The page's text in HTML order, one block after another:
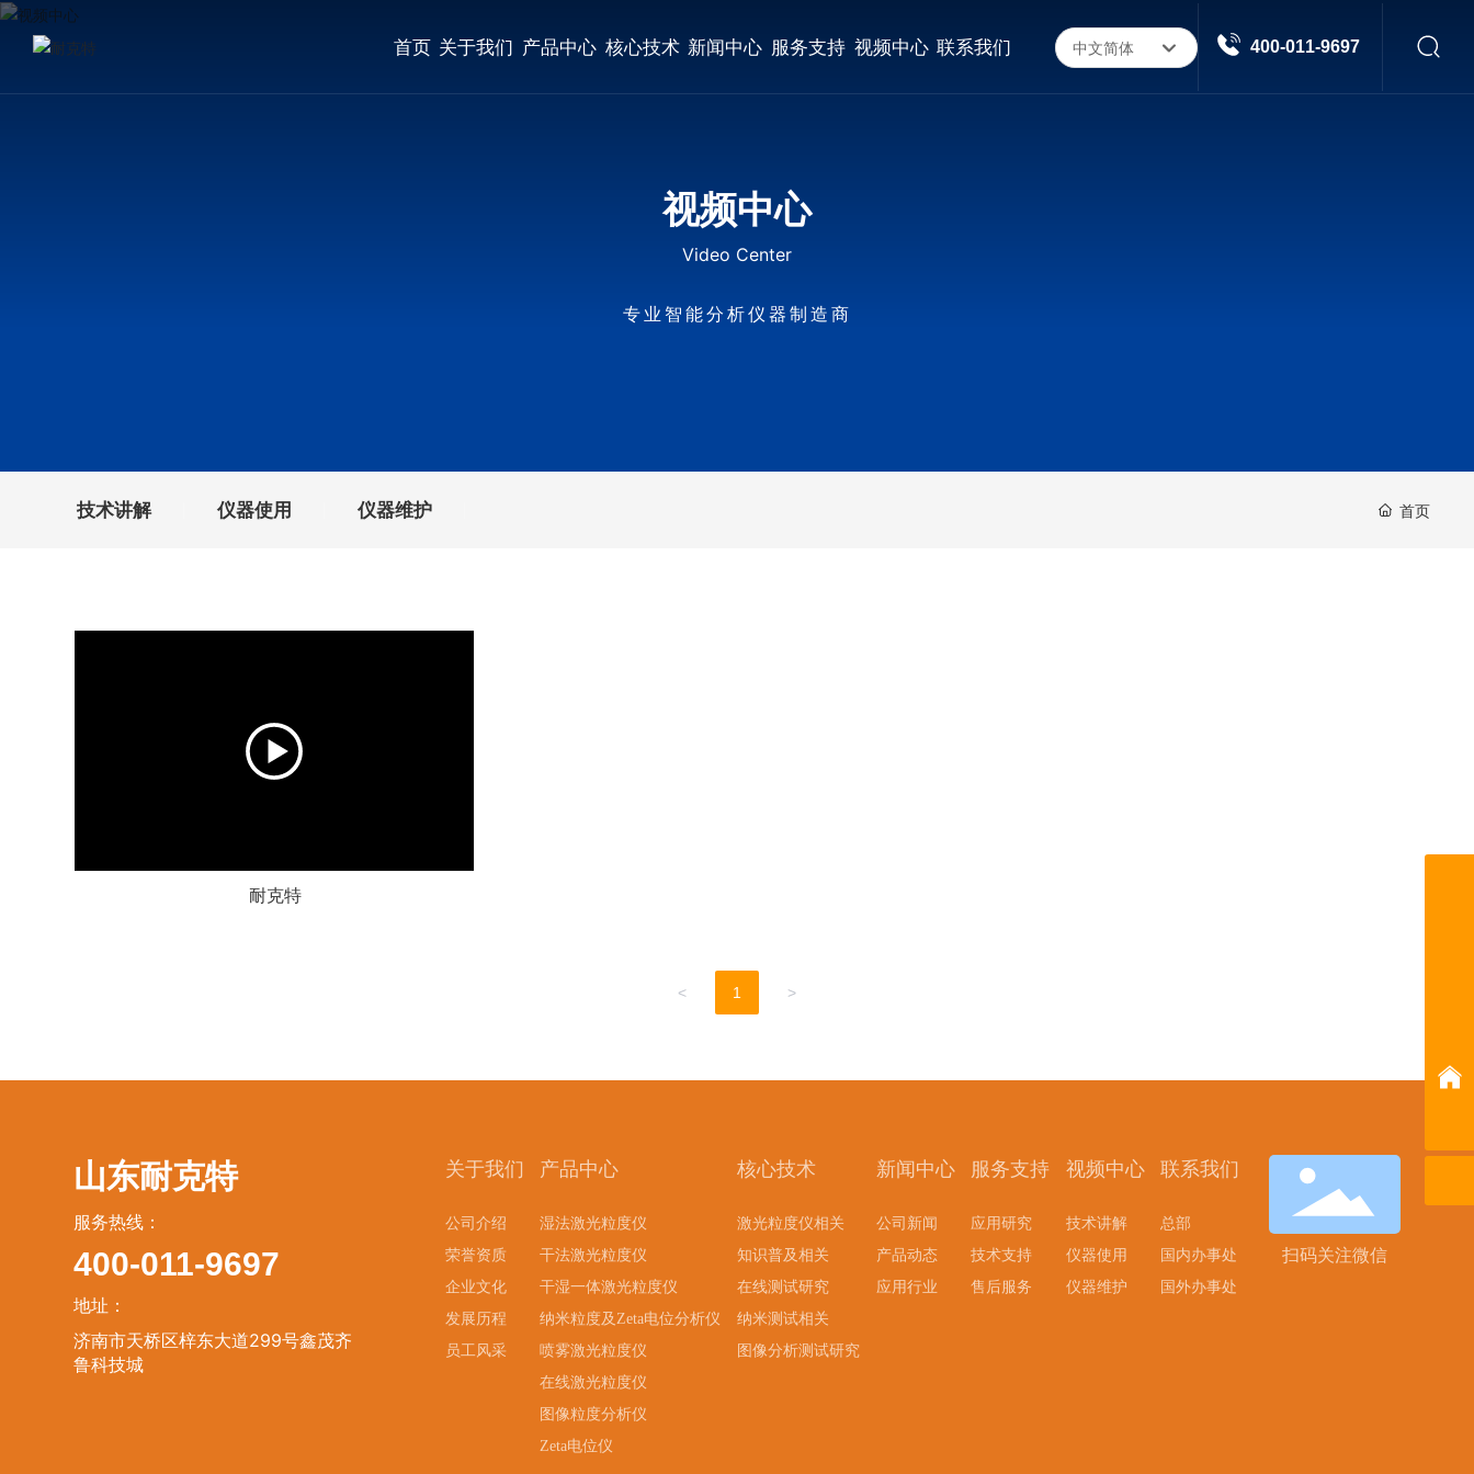
首页 关于我们 产品中心 核心技术 新闻中心 服务支持 视频中心 联系我们 中文简体 400-011-9697
视频中心
Video Center
专业智能分析仪器制造商
技术讲解 仪器使用 仪器维护 首页
耐克特
< 1 >
山东耐克特
服务热线：
400-011-9697
地址：
济南市天桥区梓东大道299号鑫茂齐
鲁科技城
关于我们
公司介绍
荣誉资质
企业文化
发展历程
员工风采
产品中心
湿法激光粒度仪
干法激光粒度仪
干湿一体激光粒度仪
纳米粒度及Zeta电位分析仪
喷雾激光粒度仪
在线激光粒度仪
图像粒度分析仪
Zeta电位仪
核心技术
激光粒度仪相关
知识普及相关
在线测试研究
纳米测试相关
图像分析测试研究
新闻中心
公司新闻
产品动态
应用行业
服务支持
应用研究
技术支持
售后服务
视频中心
技术讲解
仪器使用
仪器维护
联系我们
总部
国内办事处
国外办事处
扫码关注微信
扫码加微信